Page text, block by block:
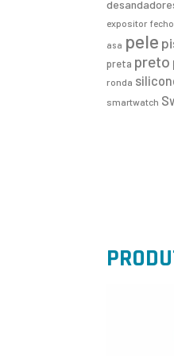
expositor fecho
asa pele
preta preto
ronda
smartwatch